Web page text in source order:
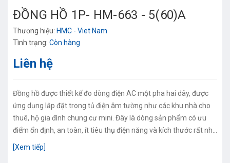
ĐỒNG HỒ 1P- HM-663 - 5(60)A
Thương hiệu: HMC - Viet Nam
Tình trạng: Còn hàng
Liên hệ
Đồng hồ được thiết kế đo dòng điện AC một pha hai dây, được
ứng dụng lắp đặt trong tủ điện âm tường như các khu nhà cho
thuê, hộ gia đình chung cư mini. Đây là dòng sản phẩm có ưu
điểm ổn định, an toàn, ít tiêu thụ điện năng và kích thước rất nhỏ
gọn, hoạt động đơn giản và dễ dàng theo dõi số điện.
[Xem tiếp]